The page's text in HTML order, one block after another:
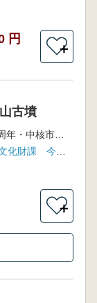
円
＋
古墳
高槻市制施行70周年・中核市移行10周年記念歴史シンポジウム
＋